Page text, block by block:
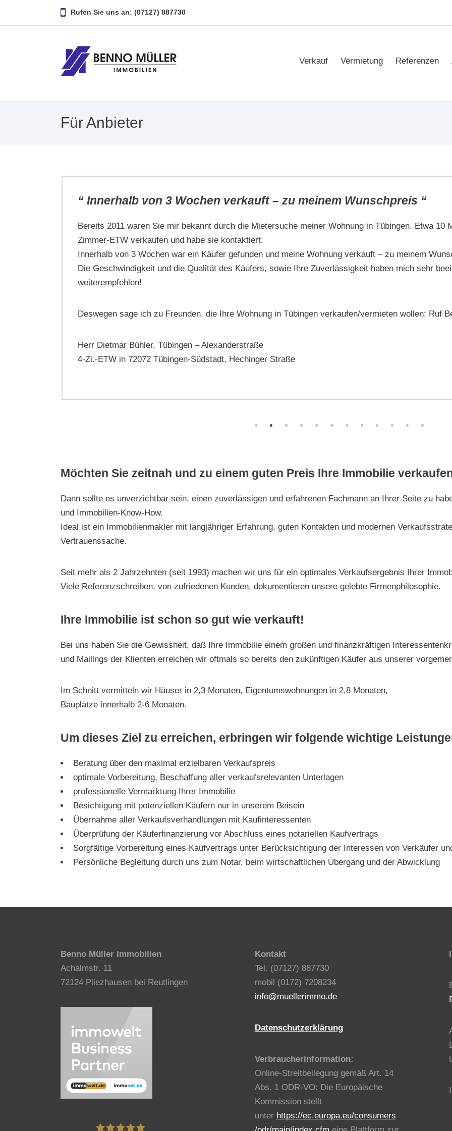
Rufen Sie uns an: (07127) 887730
Verkauf Vermietung Referenzen
Für Anbieter
“ Innerhalb von 3 Wochen verkauft – zu meinem Wunschpreis “
Bereits 2011 waren Sie mir bekannt durch die Mietersuche meiner Wohnung in Tübingen. Etwa 10
Zimmer-ETW verkaufen und habe sie kontaktiert.
Innerhalb von 3 Wochen war ein Käufer gefunden und meine Wohnung verkauft – zu meinem
Die Geschwindigkeit und die Qualität des Käufers, sowie Ihre Zuverlässigkeit haben mich sehr
weiterempfehlen!
Deswegen sage ich zu Freunden, die Ihre Wohnung in Tübingen verkaufen/vermieten wollen: Ruf
Herr Dietmar Bühler, Tübingen – Alexanderstraße
4-Zi.-ETW in 72072 Tübingen-Südstadt, Hechinger Straße
Möchten Sie zeitnah und zu einem guten Preis Ihre Immobilie
Dann sollte es unverzichtbar sein, einen zuverlässigen und erfahrenen Fachmann an Ihrer Seite zu
und Immobilien-Know-How.
Ideal ist ein Immobilienmakler mit langjähriger Erfahrung, guten Kontakten und modernen
Vertrauenssache.
Seit mehr als 2 Jahrzehnten (seit 1993) machen wir uns für ein optimales Verkaufsergebnis Ihrer
Viele Referenzschreiben, von zufriedenen Kunden, dokumentieren unsere gelebte Firmenphilosophie.
Ihre Immobilie ist schon so gut wie verkauft!
Bei uns haben Sie die Gewissheit, daß Ihre Immobilie einem großen und finanzkräftigen
und Mailings der Klienten erreichen wir oftmals so bereits den zukünftigen Käufer aus unserer
Im Schnitt vermitteln wir Häuser in 2,3 Monaten, Eigentumswohnungen in 2,8 Monaten,
Bauplätze innerhalb 2-6 Monaten.
Um dieses Ziel zu erreichen, erbringen wir folgende wichtige
Beratung über den maximal erzielbaren Verkaufspreis
optimale Vorbereitung, Beschaffung aller verkaufsrelevanten Unterlagen
professionelle Vermarktung Ihrer Immobilie
Besichtigung mit potenziellen Käufern nur in unserem Beisein
Übernahme aller Verkaufsverhandlungen mit Kaufinteressenten
Überprüfung der Käuferfinanzierung vor Abschluss eines notariellen Kaufvertrags
Sorgfältige Vorbereitung eines Kaufvertrags unter Berücksichtigung der Interessen von Verkäufer
Persönliche Begleitung durch uns zum Notar, beim wirtschaftlichen Übergang und der Abwicklung
Benno Müller Immobilien
Achalmstr. 11
72124 Pliezhausen bei Reutlingen
Kontakt
Tel. (07127) 887730
mobil (0172) 7208234
info@muellerimmo.de
Datenschutzerklärung
Verbraucherinformation:
Online-Streitbeilegung gemäß Art. 14
Abs. 1 ODR-VO: Die Europäische
Kommission stellt
unter https://ec.europa.eu/consumers